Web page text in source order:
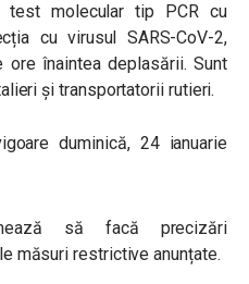
molecular tip PCR cu
cu virusul SARS-CoV-2,
înaintea deplasării. Sunt
și transportatorii rutieri.
duminică, 24 ianuarie
să facă precizări
măsuri restrictive anunțate.